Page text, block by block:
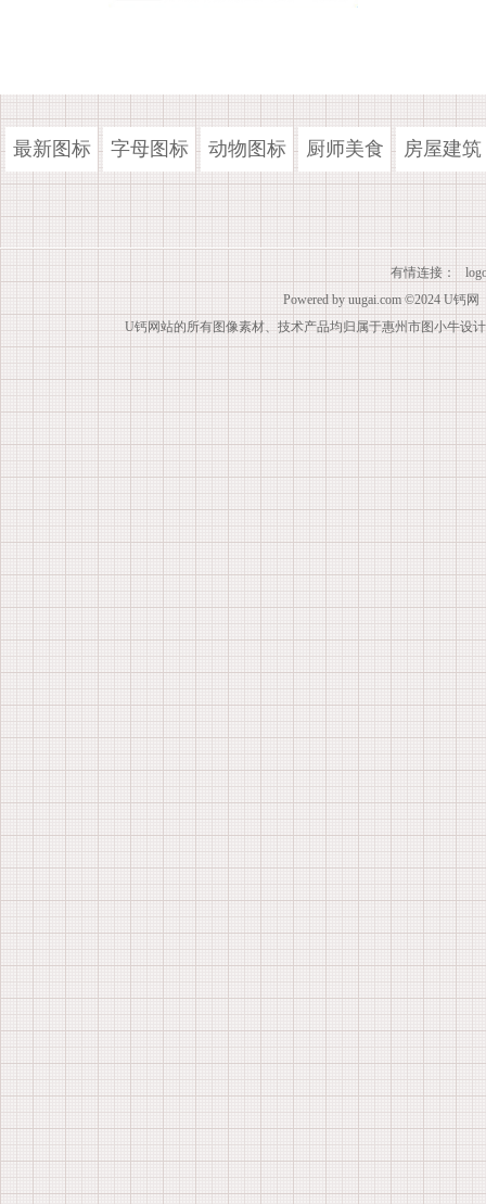
最新图标 字母图标 动物图标 厨师美食 房屋建筑
有情连接：
Powered by uugai.com ©2024 U钙网
U钙网站的所有图像素材、技术产品均归属于惠州市图小牛设